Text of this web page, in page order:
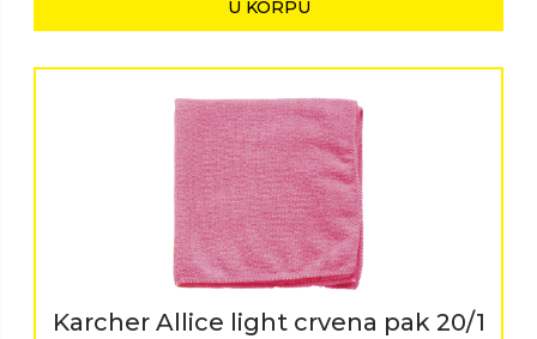
U KORPU
Karcher Allice light crvena pak 20/1